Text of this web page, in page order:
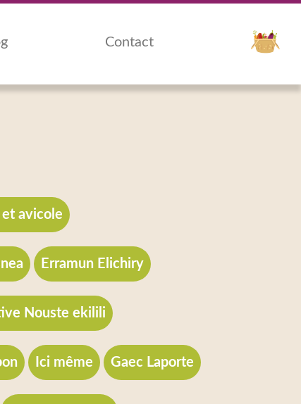
Contact
et avicole
Erramun Elichiry
Nouste ekilili
Ici même Gaec Laporte